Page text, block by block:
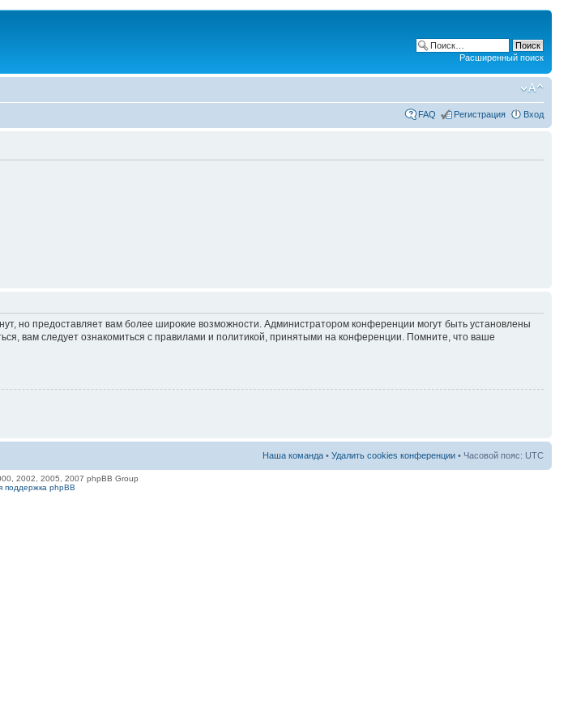
Расширенный поиск
FAQ Регистрация Вход
но предоставляет вам более широкие возможности. Администратором конференции могут быть установлены
вам следует ознакомиться с правилами и политикой, принятыми на конференции. Помните, что ваше
Наша команда • Удалить cookies конференции • Часовой пояс: UTC
2002, 2005, 2007 phpBB Group
поддержка phpBB